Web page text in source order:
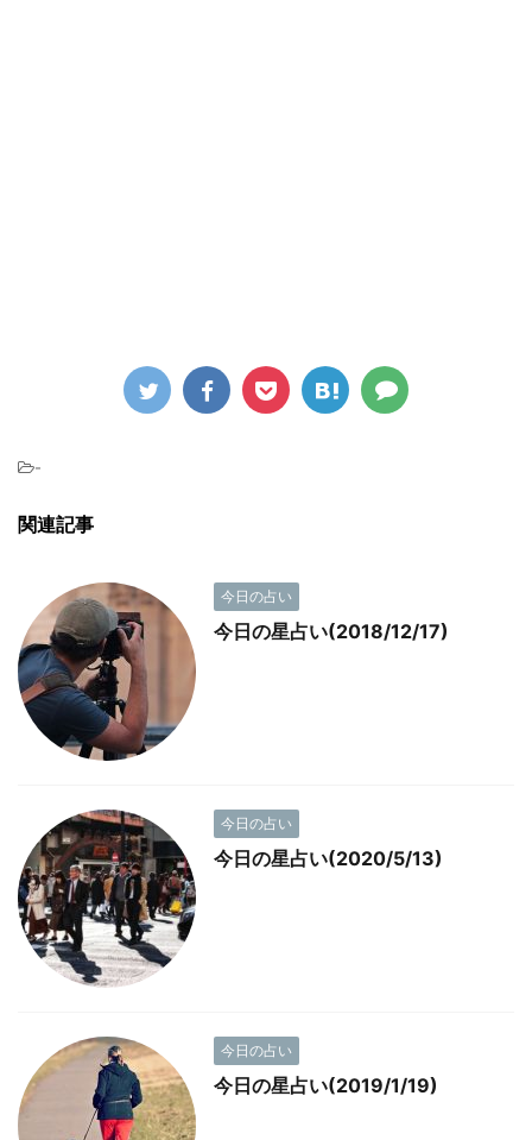
-
関連記事
今日の占い
今日の星占い(2018/12/17)
今日の占い
今日の星占い(2020/5/13)
今日の占い
今日の星占い(2019/1/19)